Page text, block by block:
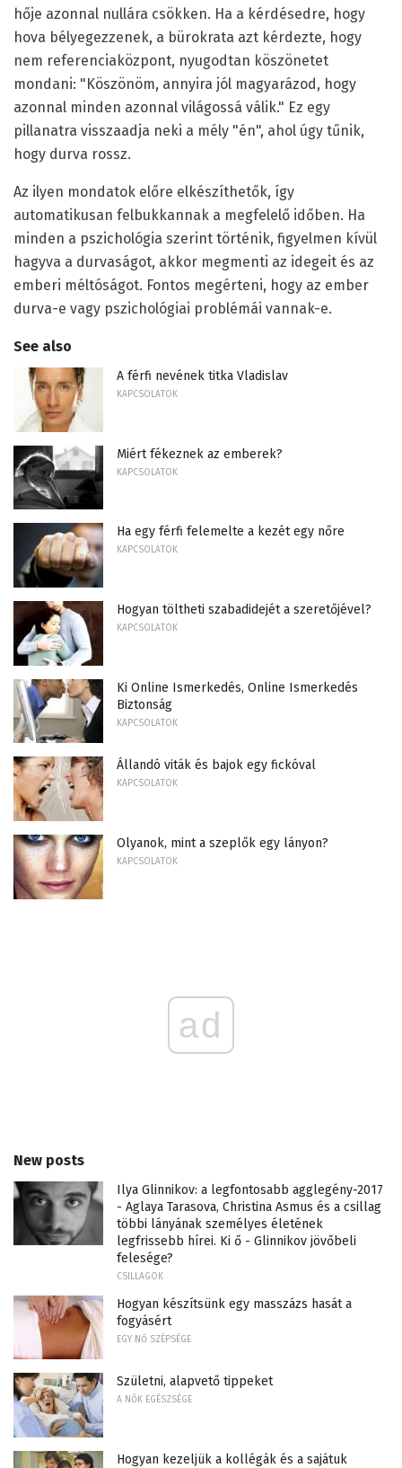
hője azonnal nullára csökken. Ha a kérdésedre, hogy
hova bélyegezzenek, a bürokrata azt kérdezte, hogy
nem referenciaközpont, nyugodtan köszönetet
mondani: "Köszönöm, annyira jól magyarázod, hogy
azonnal minden azonnal világossá válik." Ez egy
pillanatra visszaadja neki a mély "én", ahol úgy tűnik,
hogy durva rossz.
Az ilyen mondatok előre elkészíthetők, így
automatikusan felbukkannak a megfelelő időben. Ha
minden a pszichológia szerint történik, figyelmen kívül
hagyva a durvaságot, akkor megmenti az idegeit és az
emberi méltóságot. Fontos megérteni, hogy az ember
durva-e vagy pszichológiai problémái vannak-e.
See also
A férfi nevének titka Vladislav
KAPCSOLATOK
Miért fékeznek az emberek?
KAPCSOLATOK
Ha egy férfi felemelte a kezét egy nőre
KAPCSOLATOK
Hogyan töltheti szabadidejét a szeretőjével?
KAPCSOLATOK
Ki Online Ismerkedés, Online Ismerkedés
Biztonság
KAPCSOLATOK
Állandó viták és bajok egy fickóval
KAPCSOLATOK
Olyanok, mint a szeplők egy lányon?
KAPCSOLATOK
ad
New posts
Ilya Glinnikov: a legfontosabb agglegény-2017
- Aglaya Tarasova, Christina Asmus és a csillag
többi lányának személyes életének
legfrissebb hírei. Ki ő - Glinnikov jövőbeli
felesége?
CSILLAGOK
Hogyan készítsünk egy masszázs hasát a
fogyásért
EGY NŐ SZÉPSÉGE
Születni, alapvető tippeket
A NŐK EGÉSZSÉGE
Hogyan kezeljük a kollégák és a sajátuk